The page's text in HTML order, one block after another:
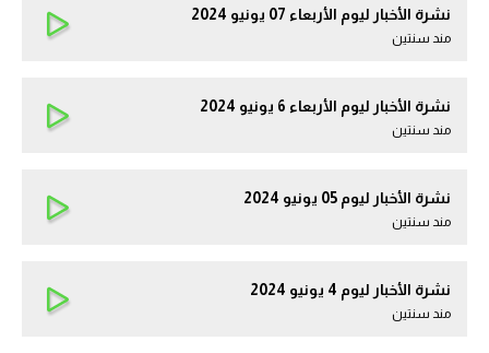
نشرة الأخبار ليوم الأربعاء 07 يونيو 2024
مند سنتين
نشرة الأخبار ليوم الأربعاء 6 يونيو 2024
مند سنتين
نشرة الأخبار ليوم 05 يونيو 2024
مند سنتين
نشرة الأخبار ليوم 4 يونيو 2024
مند سنتين